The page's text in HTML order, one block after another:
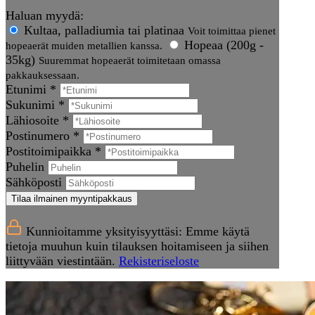
Haluan myydä:
Kultaa, palladiumia tai platinaa Voit toimittaa pienet
hopeaerät muiden metallien kanssa.
Hopeaa (200g -
35kg) Suuremmat hopeaerät toimitetaan omassa
pakkauksessaan.
Etunimi *
Sukunimi *
Lähiosoite *
Postinumero *
Postitoimipaikka *
Puhelin
Sähköposti
Tilaa ilmainen myyntipakkaus
Kunnioitamme yksityisyyttäsi: Emme käytä
tietoja muuhun kuin tilauksen hoitamiseen ja siihen
liittyvään viestintään. Rekisteriseloste